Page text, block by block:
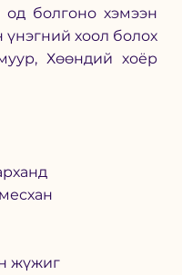
од болгоно хэмээн
үнэгний хоол болох
Хөөндий хоёр
жүжиг